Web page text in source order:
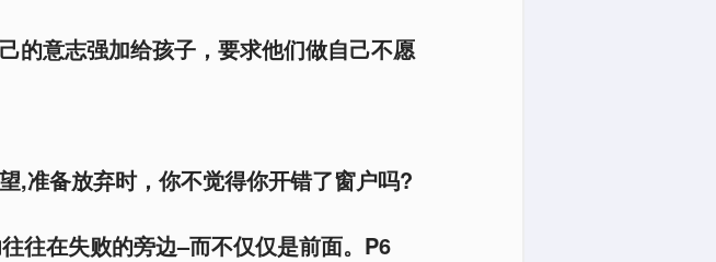
的意志强加给孩子，要求他们做自己不愿
,准备放弃时，你不觉得你开错了窗户吗?
往在失败的旁边–而不仅仅是前面。P6